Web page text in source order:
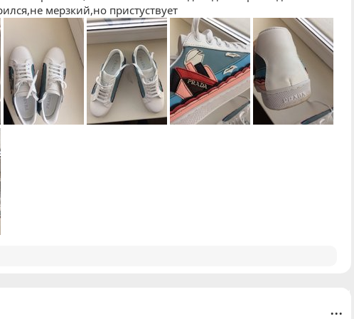
мерзкий,но пристуствует
...